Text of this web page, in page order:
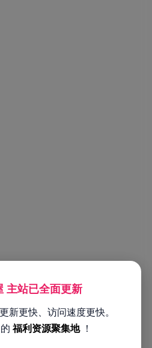
主站已全面更新
新更快、访问速度更快。
的福利资源聚集地 ！